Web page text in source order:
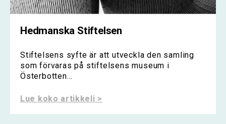
Hedmanska Stiftelsen
Stiftelsens syfte är att utveckla den samling
som förvaras på stiftelsens museum i
Österbotten...
Lue koko artikkeli >